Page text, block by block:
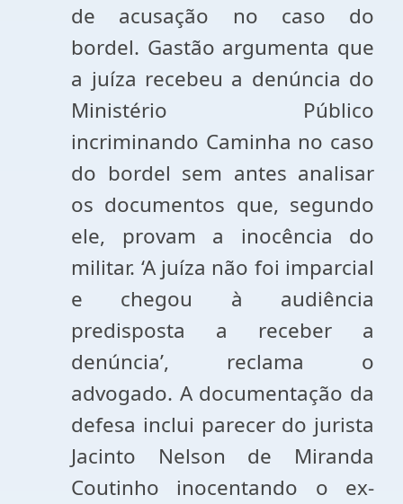
de acusação no caso do
bordel. Gastão argumenta que
a juíza recebeu a denúncia do
Ministério Público
incriminando Caminha no caso
do bordel sem antes analisar
os documentos que, segundo
ele, provam a inocência do
militar. ‘A juíza não foi imparcial
e chegou à audiência
predisposta a receber a
denúncia’, reclama o
advogado. A documentação da
defesa inclui parecer do jurista
Jacinto Nelson de Miranda
Coutinho inocentando o ex-